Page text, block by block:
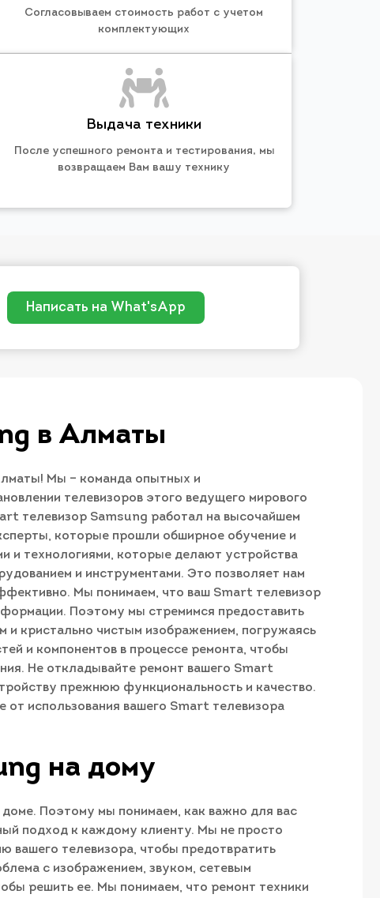
Согласовываем стоимость работ с учетом
комплектующих
Выдача техники
После успешного ремонта и тестирования, мы
возвращаем Вам вашу технику
Написать на What'sApp
в Алматы
Мы – команда опытных и
телевизоров этого ведущего мирового
телевизор Samsung работал на высочайшем
которые прошли обширное обучение и
и технологиями, которые делают устройства
и инструментами. Это позволяет нам
Мы понимаем, что ваш Smart телевизор
Поэтому мы стремимся предоставить
и кристально чистым изображением, погружаясь
и компонентов в процессе ремонта, чтобы
Не откладывайте ремонт вашего Smart
прежнюю функциональность и качество.
использования вашего Smart телевизора
на дому
Поэтому мы понимаем, как важно для вас
подход к каждому клиенту. Мы не просто
вашего телевизора, чтобы предотвратить
с изображением, звуком, сетевым
решить ее. Мы понимаем, что ремонт техники